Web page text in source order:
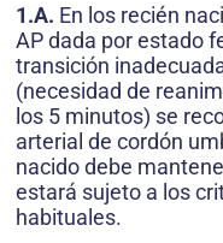
1.A. En los recién
AP dada por estado
transición
(necesidad de
los 5 minutos) se
arterial de cordón
nacido debe
estará sujeto a los
habituales.